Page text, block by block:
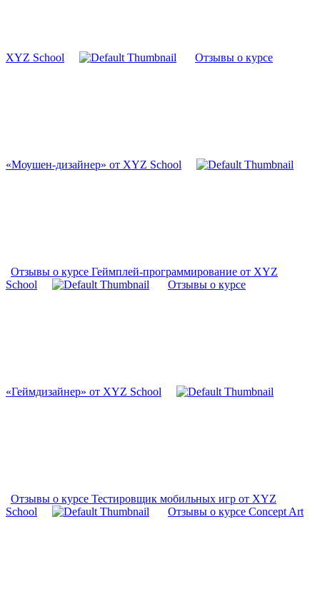
XYZ School Отзывы о курсе
«Моушен-дизайнер» от XYZ School
Отзывы о курсе Геймплей-программирование от XYZ
School
Отзывы о курсе
«Геймдизайнер» от XYZ School
Отзывы о курсе Тестировщик мобильных игр от XYZ
School
Отзывы о курсе Concept Art